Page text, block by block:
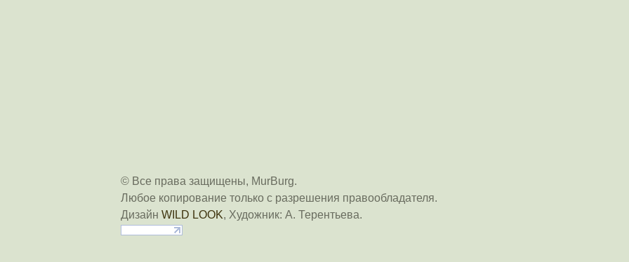
© Все права защищены, MurBurg.
Любое копирование только с разрешения правообладателя.
Дизайн WILD LOOK, Художник: А. Терентьева.